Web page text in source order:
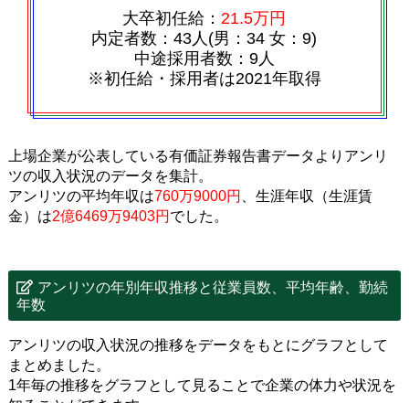
大卒初任給： 21.5万円
内定者数：43人(男：34 女：9)
中途採用者数：9人
※初任給・採用者は2021年取得
上場企業が公表している有価証券報告書データよりアンリ
ツの収入状況のデータを集計。
アンリツの平均年収は760万9000円
、生涯年収（生涯賃
金）は2億6469万9403円 でした。
アンリツの年別年収推移と従業員数、平均年齢、勤続
年数
アンリツの収入状況の推移をデータをもとにグラフとして
まとめました。
1年毎の推移をグラフとして見ることで企業の体力や状況を